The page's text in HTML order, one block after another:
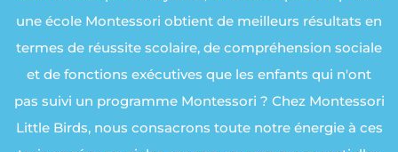
une école Montessori obtient de meilleurs résultats en
termes de réussite scolaire, de compréhension sociale
et de fonctions exécutives que les enfants qui n'ont
pas suivi un programme Montessori ? Chez Montessori
Little Birds, nous consacrons toute notre énergie à ces